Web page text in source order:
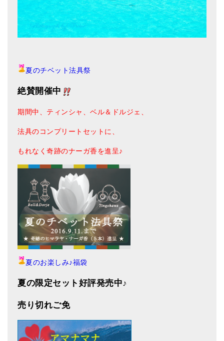
夏のチベット法具祭
絶賛開催中
期間中、ティンシャ、ベル＆ドルジェ、
法具のコンプリートセットに、
もれなく奇跡のナーガ香を進呈♪
夏のお楽しみ♪福袋
夏の限定セット好評発売中♪
売り切れご免